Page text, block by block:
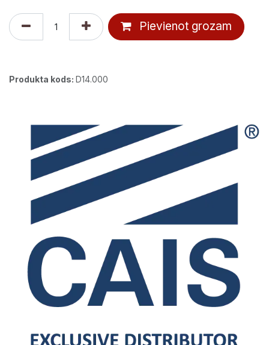
Pievienot grozam
Produkta kods: D14.000